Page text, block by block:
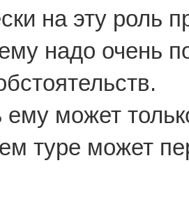
на эту роль
надо очень
может
туре может